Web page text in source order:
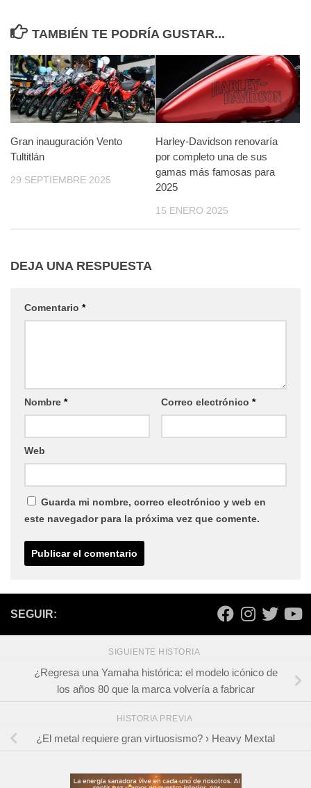
TAMBIÉN TE PODRÍA GUSTAR...
Gran inauguración Vento
Tultitlán
29 SEPTIEMBRE 2025
Harley-Davidson renovaría
por completo una de sus
gamas más famosas para
2025
15 ENERO 2025
DEJA UNA RESPUESTA
Comentario *
Nombre * Correo electrónico *
Web
Guarda mi nombre, correo electrónico y web en
este navegador para la próxima vez que comente.
SEGUIR:
SIGUIENTE HISTORIA
¿Regresa una Yamaha histórica: el modelo icónico de
los años 80 que la marca volvería a fabricar
HISTORIA PREVIA
¿El metal requiere gran virtuosismo? › Heavy Mextal